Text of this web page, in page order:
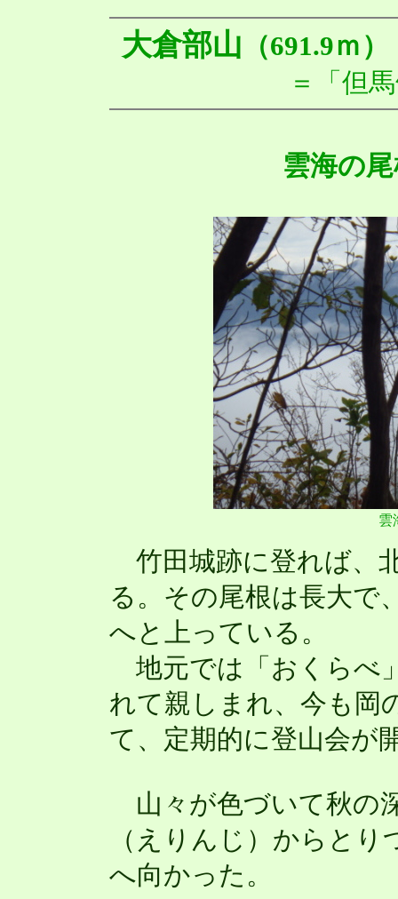
大倉部山 （691.9ｍ）
＝「但
雲海の
雲
竹田城跡に登れば、
る。その尾根は長大で
へと上っている。
地元では「おくらべ
れて親しまれ、今も岡
て、定期的に登山会が
山々が色づいて秋の
（えりんじ）からと
へ向かった。